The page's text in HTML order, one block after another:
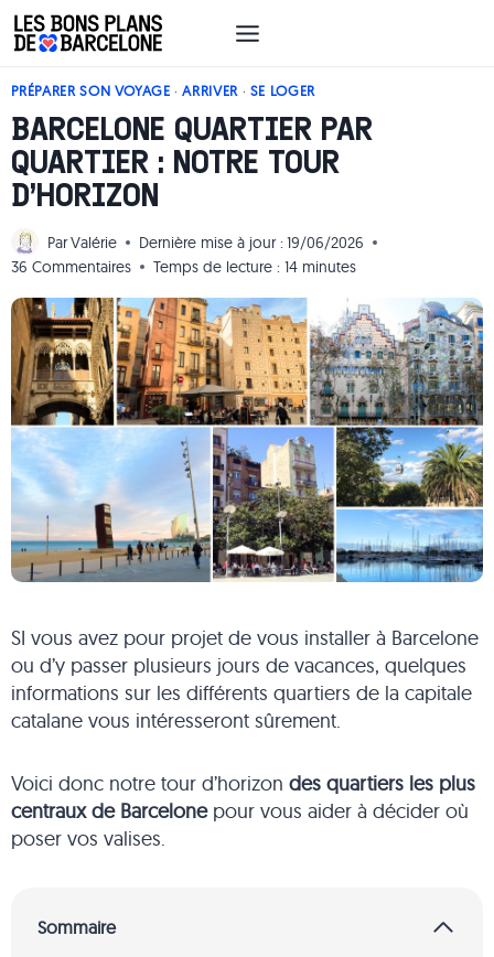
Aller
au
PRÉPARER SON VOYAGE ·ARRIVER · SE LOGER
BARCELONE QUARTIER PAR
QUARTIER : NOTRE TOUR
D’HORIZON
ParValérie Dernière mise à jour : 19/06/2026
36 Commentaires
Temps de lecture : 14 minutes
SI vous avez pour projet de vous installer à Barcelone
ou d’y passer plusieurs jours de vacances, quelques
informations sur les différents quartiers de la capitale
catalane vous intéresseront sûrement.
Voici donc notre tour d’horizon des quartiers les plus
centraux de Barcelone pour vous aider à décider où
poser vos valises.
Sommaire